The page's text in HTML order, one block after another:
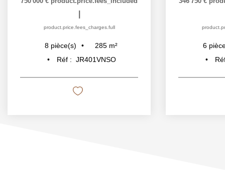
product.price.fees_charges.full
8 pièce(s) 285 m²
Réf : JR401VNSO
6